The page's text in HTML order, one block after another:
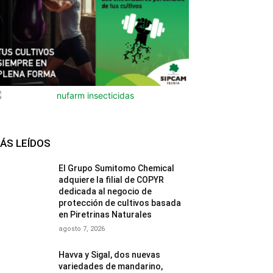
LEÍDOS
El Grupo Sumitomo Chemical
adquiere la filial de COPYR
dedicada al negocio de
protección de cultivos basada
en Piretrinas Naturales
agosto 7, 2026
Havva y Sigal, dos nuevas
variedades de mandarino,